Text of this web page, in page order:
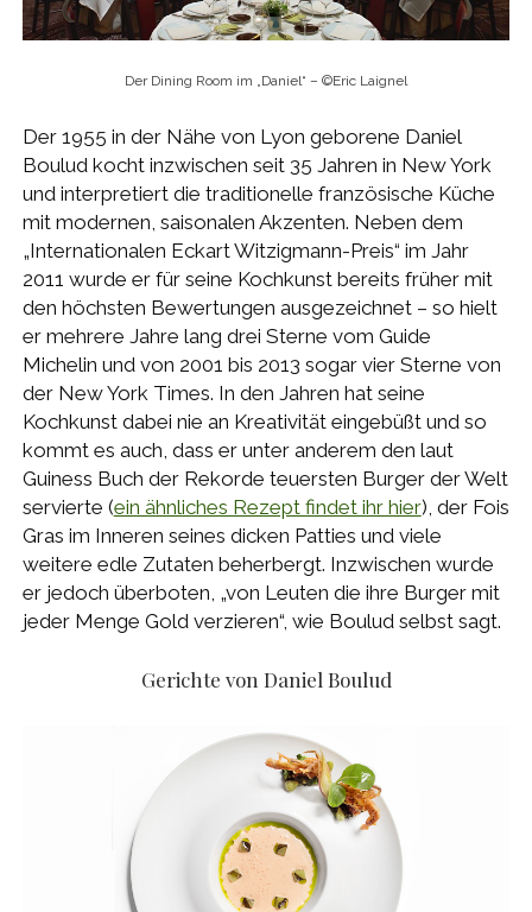
Der Dining Room im „Daniel“ – ©Eric Laignel
Der 1955 in der Nähe von Lyon geborene Daniel
Boulud kocht inzwischen seit 35 Jahren in New York
und interpretiert die traditionelle französische Küche
mit modernen, saisonalen Akzenten. Neben dem
„Internationalen Eckart Witzigmann-Preis“ im Jahr
2011 wurde er für seine Kochkunst bereits früher mit
den höchsten Bewertungen ausgezeichnet – so hielt
er mehrere Jahre lang drei Sterne vom Guide
Michelin und von 2001 bis 2013 sogar vier Sterne von
der New York Times. In den Jahren hat seine
Kochkunst dabei nie an Kreativität eingebüßt und so
kommt es auch, dass er unter anderem den laut
Guiness Buch der Rekorde teuersten Burger der Welt
servierte (ein ähnliches Rezept findet ihr hier), der Fois
Gras im Inneren seines dicken Patties und viele
weitere edle Zutaten beherbergt. Inzwischen wurde
er jedoch überboten, „von Leuten die ihre Burger mit
jeder Menge Gold verzieren“, wie Boulud selbst sagt.
Gerichte von Daniel Boulud